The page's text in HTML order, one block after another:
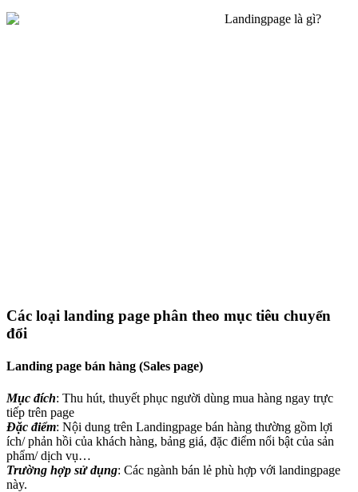
Các loại landing page phân theo mục tiêu chuyển
đổi
Landing page bán hàng (Sales page)
Mục đích: Thu hút, thuyết phục người dùng mua hàng ngay trực
tiếp trên page
Đặc điểm: Nội dung trên Landingpage bán hàng thường gồm lợi
ích/ phản hồi của khách hàng, bảng giá, đặc điểm nổi bật của sản
phẩm/ dịch vụ…
Trường hợp sử dụng: Các ngành bán lẻ phù hợp với landingpage
này.